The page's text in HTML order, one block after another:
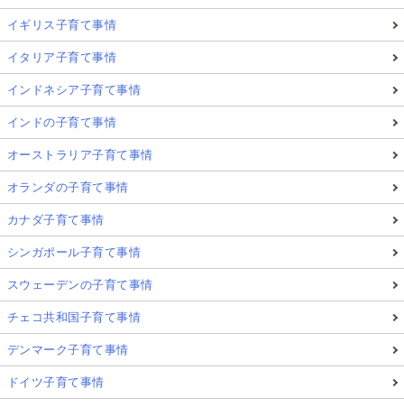
イギリス子育て事情
イタリア子育て事情
インドネシア子育て事情
インドの子育て事情
オーストラリア子育て事情
オランダの子育て事情
カナダ子育て事情
シンガポール子育て事情
スウェーデンの子育て事情
チェコ共和国子育て事情
デンマーク子育て事情
ドイツ子育て事情